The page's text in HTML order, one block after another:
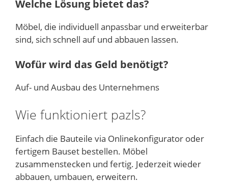
Welche Lösung bietet das?
Möbel, die individuell anpassbar und erweiterbar
sind, sich schnell auf und abbauen lassen.
Wofür wird das Geld benötigt?
Auf- und Ausbau des Unternehmens
Wie funktioniert pazls?
Einfach die Bauteile via Onlinekonfigurator oder
fertigem Bauset bestellen. Möbel
zusammenstecken und fertig. Jederzeit wieder
abbauen, umbauen, erweitern.